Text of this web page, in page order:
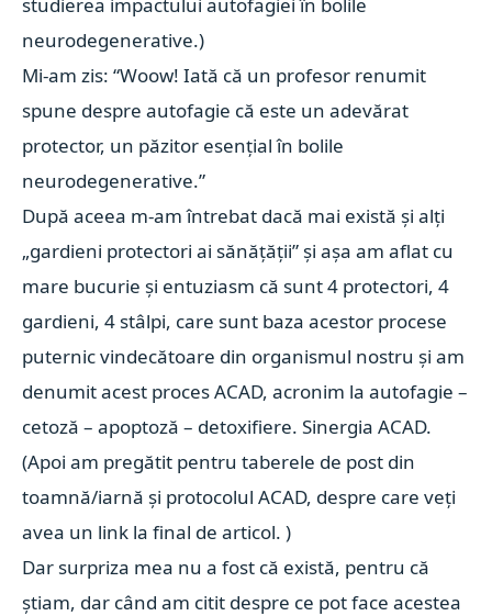
neurodegenerative.)
Mi-am zis: “Woow! Iată că un profesor renumit
spune despre autofagie că este un adevărat
protector, un păzitor esențial în bolile
neurodegenerative.”
După aceea m-am întrebat dacă mai există și alți
„gardieni protectori ai sănățății” și așa am aflat cu
mare bucurie și entuziasm că sunt 4 protectori, 4
gardieni, 4 stâlpi, care sunt baza acestor procese
puternic vindecătoare din organismul nostru și am
denumit acest proces ACAD, acronim la autofagie –
cetoză – apoptoză – detoxifiere. Sinergia ACAD.
(Apoi am pregătit pentru taberele de post din
toamnă/iarnă și protocolul ACAD, despre care veți
avea un link la final de articol. )
Dar surpriza mea nu a fost că există, pentru că
știam, dar când am citit despre ce pot face acestea